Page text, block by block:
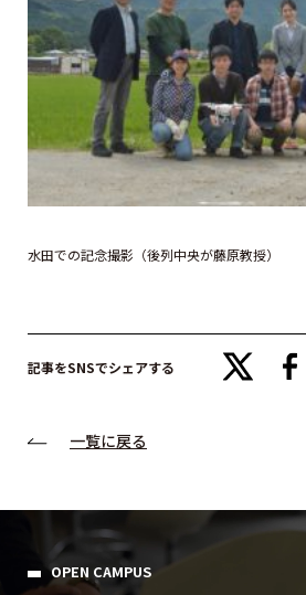
水田での記念撮影（後列中央が藤原教授）
記事をSNSでシェアする
一覧に戻る
OPEN CAMPUS